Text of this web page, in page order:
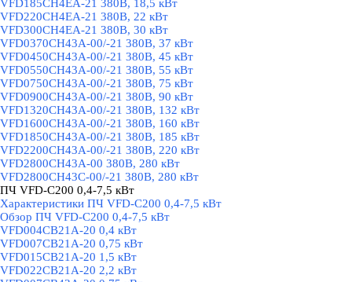
VFD185CH4EA-21 380В, 18,5 кВт
VFD220CH4EA-21 380В, 22 кВт
VFD300CH4EA-21 380В, 30 кВт
VFD0370CH43A-00/-21 380В, 37 кВт
VFD0450CH43A-00/-21 380В, 45 кВт
VFD0550CH43A-00/-21 380В, 55 кВт
VFD0750CH43A-00/-21 380В, 75 кВт
VFD0900CH43A-00/-21 380В, 90 кВт
VFD1320CH43A-00/-21 380В, 132 кВт
VFD1600CH43A-00/-21 380В, 160 кВт
VFD1850CH43A-00/-21 380В, 185 кВт
VFD2200CH43A-00/-21 380В, 220 кВт
VFD2800CH43A-00 380В, 280 кВт
VFD2800CH43C-00/-21 380В, 280 кВт
ПЧ VFD-C200 0,4-7,5 кВт
Характеристики ПЧ VFD-C200 0,4-7,5 кВт
Обзор ПЧ VFD-C200 0,4-7,5 кВт
VFD004CB21A-20 0,4 кВт
VFD007CB21A-20 0,75 кВт
VFD015CB21A-20 1,5 кВт
VFD022CB21A-20 2,2 кВт